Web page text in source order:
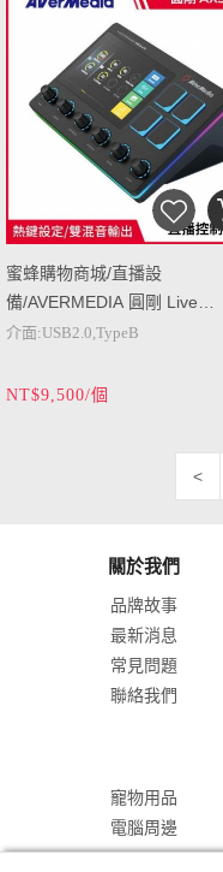
承重:1.5kg/C型夾最長5.5CM
蜜蜂購物商城/直播設
備/AVERMEDIA 圓剛 Live
Streamer NEXUS直播控制器
介面:USB2.0,TypeB
音軌旋鈕: 6
NT$9,500/個
<
關於我們
品牌故事
最新消息
常見問題
聯絡我們
寵物用品
電腦周邊